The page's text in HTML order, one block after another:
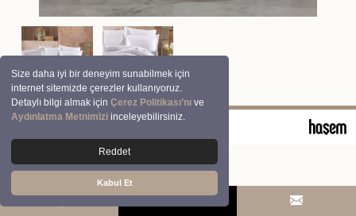
Size daha iyi bir deneyim sunabilmek için
internet sitemizde çerezler kullanıyoruz.
Detaylı bilgi almak içinÇerez Politikası’nı ve
Aydınlatma Metnimizi inceleyebilirsiniz.
Reddet
Kabul Et